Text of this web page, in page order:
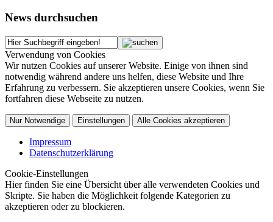
News durchsuchen
Verwendung von Cookies
Wir nutzen Cookies auf unserer Website. Einige von ihnen sind
notwendig während andere uns helfen, diese Website und Ihre
Erfahrung zu verbessern. Sie akzeptieren unsere Cookies, wenn Sie
fortfahren diese Webseite zu nutzen.
Nur Notwendige Einstellungen Alle Cookies akzeptieren
Impressum
Datenschutzerklärung
Cookie-Einstellungen
Hier finden Sie eine Übersicht über alle verwendeten Cookies und
Skripte. Sie haben die Möglichkeit folgende Kategorien zu
akzeptieren oder zu blockieren.